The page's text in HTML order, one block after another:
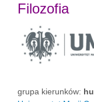
Filozofia
grupa kierunków: